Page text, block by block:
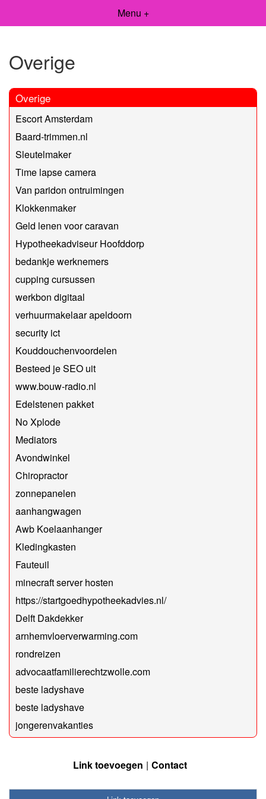
Menu +
Overige
Overige
Escort Amsterdam
Baard-trimmen.nl
Sleutelmaker
Time lapse camera
Van paridon ontruimingen
Klokkenmaker
Geld lenen voor caravan
Hypotheekadviseur Hoofddorp
bedankje werknemers
cupping cursussen
werkbon digitaal
verhuurmakelaar apeldoorn
security ict
Kouddouchenvoordelen
Besteed je SEO uit
www.bouw-radio.nl
Edelstenen pakket
No Xplode
Mediators
Avondwinkel
Chiropractor
zonnepanelen
aanhangwagen
Awb Koelaanhanger
Kledingkasten
Fauteuil
minecraft server hosten
https://startgoedhypotheekadvies.nl/
Delft Dakdekker
arnhemvloerverwarming.com
rondreizen
advocaatfamilierechtzwolle.com
beste ladyshave
beste ladyshave
jongerenvakanties
Link toevoegen Contact